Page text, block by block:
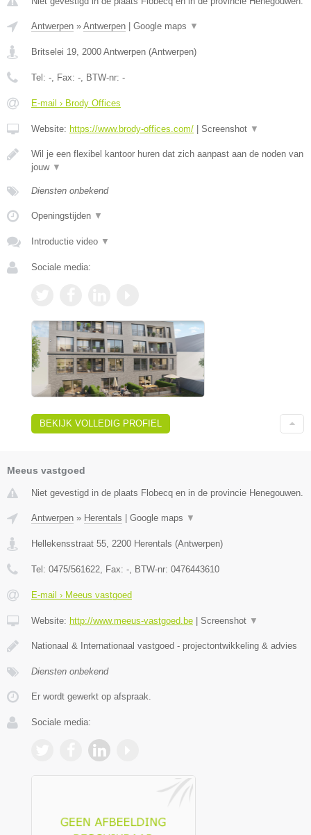
Antwerpen » Antwerpen Google maps ▼
Britselei 19, 2000 Antwerpen (Antwerpen)
Tel: -, Fax: -, BTW-nr: -
E-mail › Brody Offices
Website: https://www.brody-offices.com/ Screenshot ▼
Wil je een flexibel kantoor huren dat zich aanpast aan de noden van
jouw ▼
Diensten onbekend
Openingstijden ▼
Introductie video ▼
Sociale media:
BEKIJK VOLLEDIG PROFIEL
Meeus vastgoed
Niet gevestigd in de plaats Flobecq en in de provincie Henegouwen.
Antwerpen » Herentals | Google maps ▼
Hellekensstraat 55 2200 Herentals (Antwerpen)
Tel: 0475/561622 , Fax: - , BTW-nr: 0476443610
E-mail › Meeus vastgoed
Website: http://www.meeus-vastgoed.be | Screenshot ▼
Nationaal & Internationaal vastgoed - projectontwikkeling & advies
Diensten onbekend
Er wordt gewerkt op afspraak.
Sociale media: